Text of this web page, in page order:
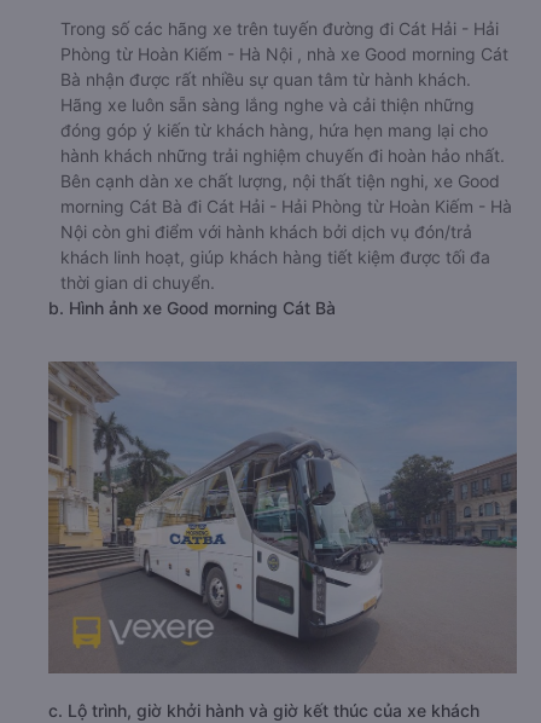
Trong số các hãng xe trên tuyến đường đi Cát Hải - Hải
Phòng từ Hoàn Kiếm - Hà Nội , nhà xe Good morning Cát
Bà nhận được rất nhiều sự quan tâm từ hành khách.
Hãng xe luôn sẵn sàng lắng nghe và cải thiện những
đóng góp ý kiến từ khách hàng, hứa hẹn mang lại cho
hành khách những trải nghiệm chuyến đi hoàn hảo nhất.
Bên cạnh dàn xe chất lượng, nội thất tiện nghi, xe Good
morning Cát Bà đi Cát Hải - Hải Phòng từ Hoàn Kiếm - Hà
Nội còn ghi điểm với hành khách bởi dịch vụ đón/trả
khách linh hoạt, giúp khách hàng tiết kiệm được tối đa
thời gian di chuyển.
b. Hình ảnh xe Good morning Cát Bà
c. Lộ trình, giờ khởi hành và giờ kết thúc của xe khách